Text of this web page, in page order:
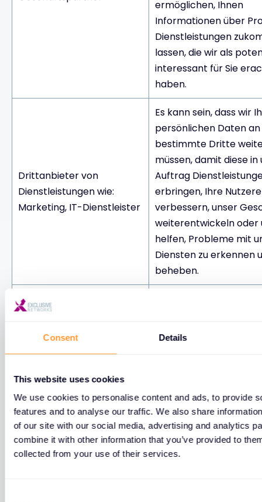
Consent Details
This website uses cookies
We use cookies to personalise content and ads, to provide
features and to analyse our traffic. We also share
of our site with our social media, advertising and analytics
combine it with other information that you’ve provided to
collected from your use of their services.
ermöglichen, Ihnen
Informationen über
Dienstleistungen
lassen, die wir als
interessant für Sie
haben.
Drittanbieter von
Dienstleistungen wie:
Marketing, IT-Dienstleister
Es kann sein, dass wir
persönlichen Daten an
bestimmte Dritte
müssen, damit diese
Auftrag
erbringen, Ihre
verbessern, unser
weiterentwickeln oder
helfen, Probleme mit
Diensten zu erkennen
beheben.
Dritte, die Informationen
aus rechtlichen Gründen
benötigen, oder
Vorschriften
können Ihre
auch weitergeben,
zum Schutz oder zur
unserer gesetzlichen